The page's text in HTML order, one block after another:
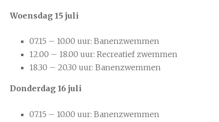
Woensdag 15 juli
07.15 – 10.00 uur: Banenzwemmen
12.00 – 18.00 uur: Recreatief zwemmen
18.30 – 20.30 uur: Banenzwemmen
Donderdag 16 juli
07.15 – 10.00 uur: Banenzwemmen